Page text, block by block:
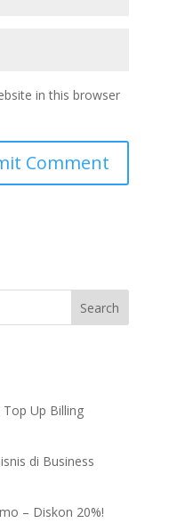
in this browser
Up Billing
di Business
– Diskon 20%!